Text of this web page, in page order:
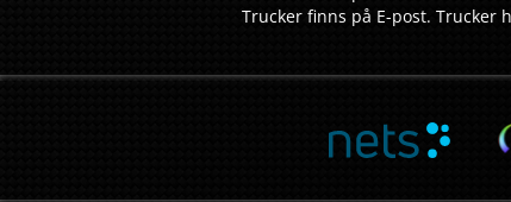
Trucker finns på E-post. Trucker